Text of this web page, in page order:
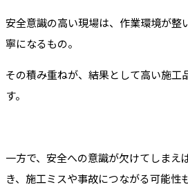
安全意識の高い現場は、作業環境が整
寧になるもの。
その積み重ねが、結果として高い施工
す。
一方で、安全への意識が欠けてしまえ
き、施工ミスや事故につながる可能性